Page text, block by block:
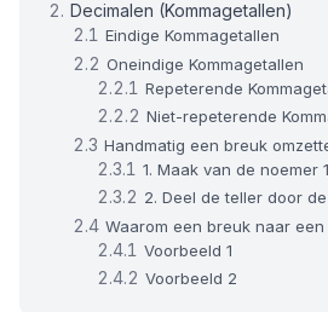
Decimalen (Kommagetallen)
Eindige Kommagetallen
Oneindige Kommagetallen
Repeterende
Niet-repeterende
Handmatig een breuk
1. Maak van de noemer
2. Deel de teller door
Waarom een breuk naar
Voorbeeld 1
Voorbeeld 2